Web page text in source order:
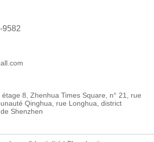
9582
8, Zhenhua Times Square, n° 21, rue
Qinghua, rue Longhua, district
Shenzhen